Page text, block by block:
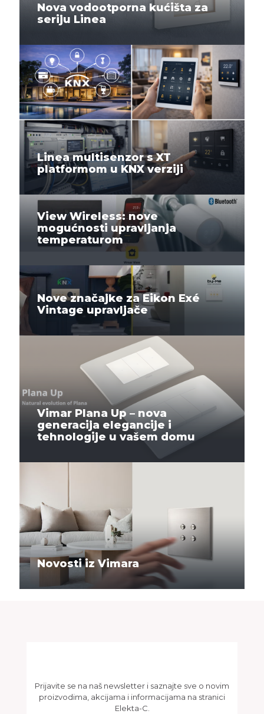
Nova vodootporna kućišta za
seriju Linea
Linea multisenzor s XT
platformom u KNX verziji
View Wireless: nove
mogućnosti upravljanja
temperaturom
Nove značajke za Eikon Exé
Vintage upravljače
Vimar Plana Up – nova
generacija elegancije i
tehnologije u vašem domu
Novosti iz Vimara
Prijavite se na naš newsletter i saznajte sve o novim
proizvodima, akcijama i informacijama na stranici
Elekta-C.